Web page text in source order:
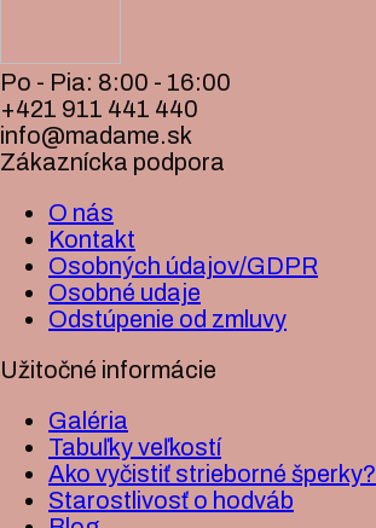
Po - Pia: 8:00 - 16:00
+421 911 441 440
info@madame.sk
Zákaznícka podpora
O nás
Kontakt
Osobných údajov/GDPR
Osobné udaje
Odstúpenie od zmluvy
Užitočné informácie
Galéria
Tabuľky veľkostí
Ako vyčistiť strieborné šperky?
Starostlivosť o hodváb